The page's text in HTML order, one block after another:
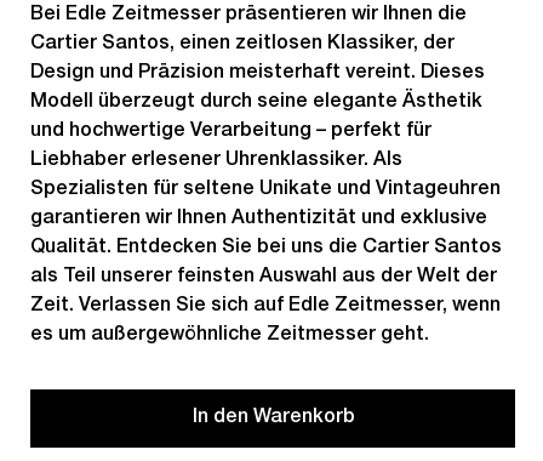
Bei Edle Zeitmesser präsentieren wir Ihnen die
Cartier Santos, einen zeitlosen Klassiker, der
Design und Präzision meisterhaft vereint. Dieses
Modell überzeugt durch seine elegante Ästhetik
und hochwertige Verarbeitung – perfekt für
Liebhaber erlesener Uhrenklassiker. Als
Spezialisten für seltene Unikate und Vintageuhren
garantieren wir Ihnen Authentizität und exklusive
Qualität. Entdecken Sie bei uns die Cartier Santos
als Teil unserer feinsten Auswahl aus der Welt der
Zeit. Verlassen Sie sich auf Edle Zeitmesser, wenn
es um außergewöhnliche Zeitmesser geht.
In den Warenkorb